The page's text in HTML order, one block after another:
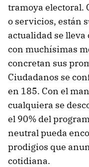
tramoya electoral.
o servicios, están
actualidad se
con muchísimas
concretan sus
Ciudadanos se
en 185. Con el
cualquiera se
el 90% del
neutral pueda
prodigios que
cotidiana.